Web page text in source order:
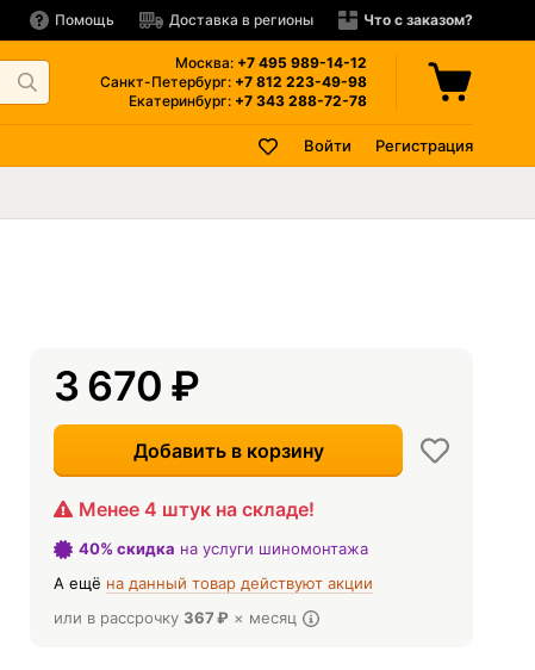
Помощь Доставка в регионы Что с заказом?
Москва: +7 495 989-14-12
Санкт-Петербург: +7 812 223-49-98
Екатеринбург: +7 343 288-72-78
Войти Регистрация
3 670 ₽
Добавить в корзину
Менее 4 штук на складе!
40% скидка на услуги шиномонтажа
А ещё на данный товар действуют акции
или в рассрочку 367₽ × месяц